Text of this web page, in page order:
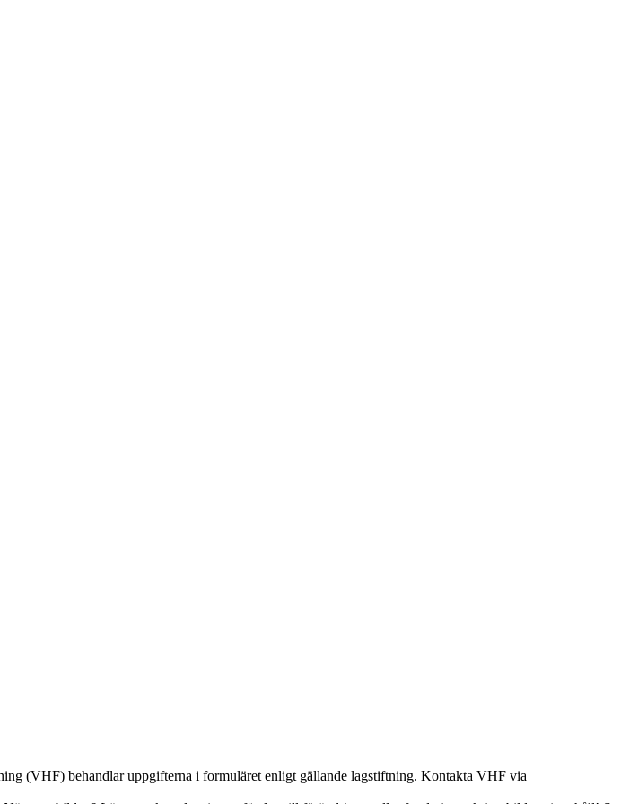
(VHF) behandlar uppgifterna i formuläret enligt gällande lagstiftning. Kontakta VHF via